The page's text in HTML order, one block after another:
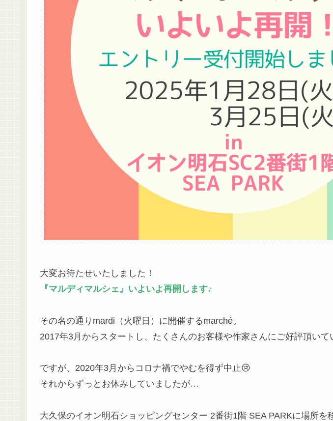
大変お待たせいたしました！
『マルディマルシェ』いよいよ再開します♪
その名の通りmardi（火曜日）に開催するmarché。
2017年3月からスタートし、たくさんのお客様や作家さんにご好評頂いて
ですが、2020年3月からコロナ禍でやむを得ず中止😢
それからずっとお休みしていましたが…
大久保のイオン明石ショッピングセンター 2番街1階 SEA PARKに場所を